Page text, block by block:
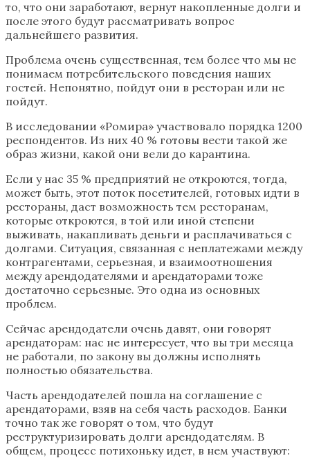
то, что они заработают, вернут накопленные долги и
после этого будут рассматривать вопрос
дальнейшего развития.
Проблема очень существенная, тем более что мы не
понимаем потребительского поведения наших
гостей. Непонятно, пойдут они в ресторан или не
пойдут.
В исследовании «Ромира» участвовало порядка 1200
респондентов. Из них 40 % готовы вести такой же
образ жизни, какой они вели до карантина.
Если у нас 35 % предприятий не откроются, тогда,
может быть, этот поток посетителей, готовых идти в
рестораны, даст возможность тем ресторанам,
которые откроются, в той или иной степени
выживать, накапливать деньги и расплачиваться с
долгами. Ситуация, связанная с неплатежами между
контрагентами, серьезная, и взаимоотношения
между арендодателями и арендаторами тоже
достаточно серьезные. Это одна из основных
проблем.
Сейчас арендодатели очень давят, они говорят
арендаторам: нас не интересует, что вы три месяца
не работали, по закону вы должны исполнять
полностью обязательства.
Часть арендодателей пошла на соглашение с
арендаторами, взяв на себя часть расходов. Банки
точно так же говорят о том, что будут
реструктуризировать долги арендодателям. В
общем, процесс потихоньку идет, в нем участвуют: